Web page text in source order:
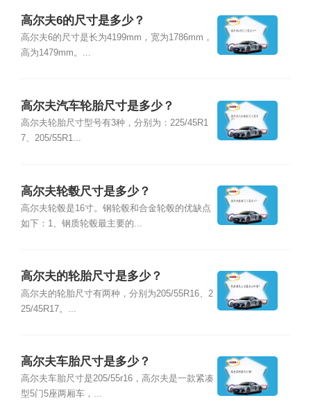
高尔夫6的尺寸是多少？
高尔夫6的尺寸是长为4199mm，宽为1786mm，
高为1479mm。...
高尔夫汽车轮胎尺寸是多少？
高尔夫轮胎尺寸型号有3种，分别为：225/45R1
7、205/55R1...
高尔夫轮毂尺寸是多少？
高尔夫轮毂是16寸。钢轮毂和合金轮毂的优缺点
如下：1、钢质轮毂最主要的...
高尔夫的轮胎尺寸是多少？
高尔夫的轮胎尺寸有两种，分别为205/55R16、2
25/45R17。...
高尔夫车胎尺寸是多少？
高尔夫车胎尺寸是205/55r16，高尔夫是一款紧凑
型5门5座两厢车，...